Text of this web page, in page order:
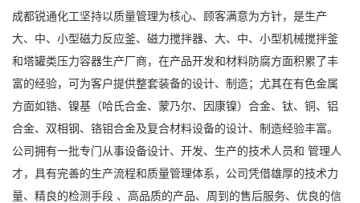
成都锐通化工坚持以质量管理为核心、顾客满意为方针，是生产
大、中、小型磁力反应釜、磁力搅拌器、大、中、小型机械搅拌釜
和塔罐类压力容器生产厂商，在产品开发和材料防腐方面积累了丰
富的经验，可为客户提供整套装备的设计、制造；尤其在有色金属
方面如锆、镍基（哈氏合金、蒙乃尔、因康镍）合金、钛、铜、铝
合金、双相钢、铬钼合金及复合材料设备的设计、制造经验丰富。
公司拥有一批专门从事设备设计、开发、生产的技术人员和 管理人
才，具有完善的生产流程和质量管理体系，公司凭借雄厚的技术力
量、精良的检测手段 、高品质的产品、周到的售后服务、优良的信